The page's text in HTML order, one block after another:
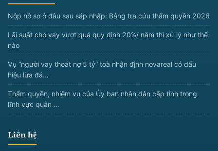
Nộp hồ sơ ở đâu sau sáp nhập: Bảng tra cứu thẩm quyền 2026
Lãi suất cho vay vượt quá quy định 20%/ năm thì xử lý như thế
nào
Vụ “người vay thoát nợ 5 tỷ” toà nhận định novareal có dấu
hiệu lừa đả…
Thẩm quyền, nhiệm vụ của Ủy ban nhân dân cấp tỉnh trong
lĩnh vực quản …
Liên hệ